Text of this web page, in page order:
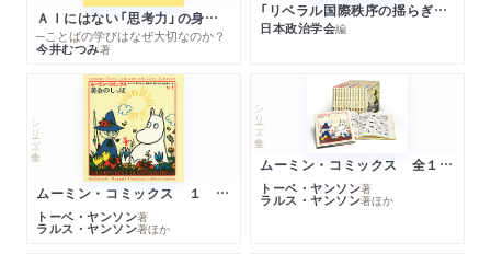
人ノ人才平均法ヲ問フニ答フ
兵制新論
政府ハ如何ナル基礎ノ上ニ架設スル者ナルヤ
非貧民救助論
日本鉄道會社ヲ論ス
天道是耶非耶）
島田三郎篇（國會第一期の政治意見
憲法第六十七條の疑問
足尾銅山鑛毒事件
ＡＩにはない「思考力」の身につけ方
─ことばの学びはなぜ大切なのか？
今井むつみ著
「リベラル国際秩序の揺らぎ」再考 年報政治学２０２６‐Ⅰ
日本政治学会編
シリーズ・全集
ムーミン・コミックス １ 黄金のしっぽ
トーベ・ヤンソン著
ラルス・ヤンソン著ほか
シリーズ・全集
ムーミン・コミックス 全１４巻セット
トーベ・ヤンソン著
ラルス・ヤンソン著ほか